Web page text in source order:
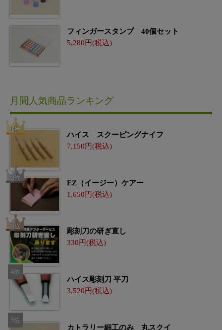
フィンガースタンプ 40個セット
5,280
月間人気商品ランキング
ハイス スクーピングナイフ
7,150
EZ（イージー）ケアー
1,650
彫刻刀の研ぎ直し
330
ハイス彫刻刀 平刀
3,520
カトラリー細工のみ 丸スクイ